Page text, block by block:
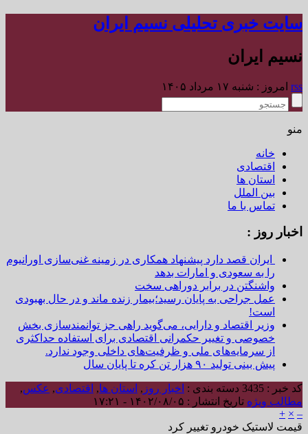
سایت خبری تحلیلی نسیم ایران
نسیم ایران
rss امروز : شنبه ۱۷ مرداد ۱۴۰۵
منو
خانه
اقتصادی
استان ها
بین الملل
تماس با ما
اخبار روز :
ایران قصد دارد پیشنهاد همکاری در زمینه غنی‌سازی اورانیوم
را به سعودی و امارات بدهد
واشنگتن در برابر دوراهی سخت
عمل جراحی به پایان رسید؛بیمار زنده ماند و در حال بهبودی
است!
وزیر اقتصاد و دارایی، می‌گوید راهی جز توانمندسازی بخش
خصوصی و تغییر حکمرانی اقتصادی برای استفاده حداکثری
از سرمایه‌های ملی و ظرفیت‌های داخلی وجود ندارد.
پیش بینی تولید ۹۰ هزار تن کره تا پایان سال
کد خبر : 3435 دسته بندی : اخبار روز , استان ها, اقتصادی, عکس,
مطالب ویژه تاریخ انتشار : ۱۴۰۲/۰۸/۰۵ - ۱۷:۲۱
–
×
+
قیمت لاستیک خودرو تغییر کرد